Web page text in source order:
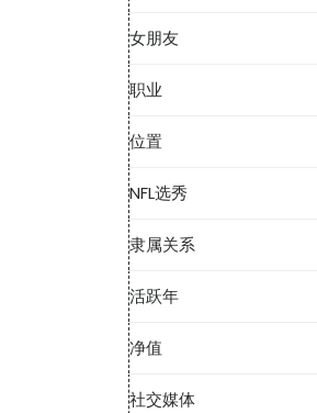
女朋友
职业
位置
NFL选秀
隶属关系
活跃年
净值
社交媒体